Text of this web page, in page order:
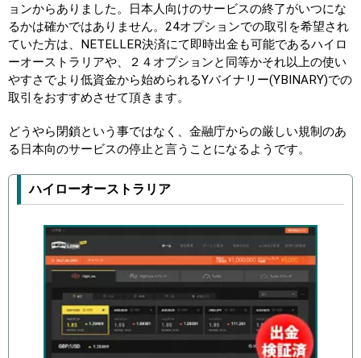
ョンからありました。日本人向けのサービスの終了がいつにな
るかは確かではありません。24オプションでの取引を希望され
ていた方は、NETELLER決済にて即時出金も可能であるハイロ
ーオーストラリアや、２４オプションと同等かそれ以上の使い
やすさでより低資金から始められるYバイナリー(YBINARY)での
取引をおすすめさせて頂きます。
どうやら閉鎖という事ではなく、金融庁からの厳しい規制のあ
る日本向のサービスの停止と言うことになるようです。
ハイローオーストラリア